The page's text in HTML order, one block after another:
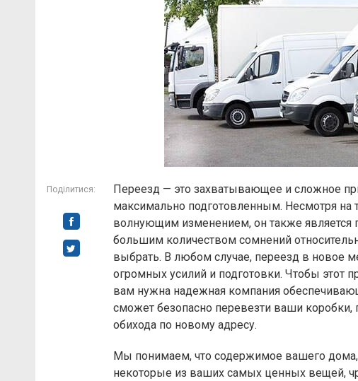
Поділитися:
Переезд — это захватывающее и сложное
максимально подготовленным. Несмотря на
волнующим изменением, он также является
большим количеством сомнений
выбрать. В любом случае, переезд в новое
огромных усилий и подготовки. Чтобы
вам нужна надежная компания
сможет безопасно перевезти ваши
обихода по новому адресу.
Мы понимаем, что содержимое вашего дома,
некоторые из ваших самых ценных вещей,